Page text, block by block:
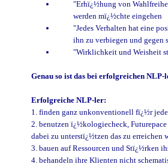
"Erhï¿½hung von
werden mï¿½chte eingehen
"Jedes Verhalten hat eine
ihn zu verbiegen und gegen
"Wirklichkeit und Weisheit
Genau so ist das bei erfolgreichen
Erfolgreiche NLP-ler:
1. finden ganz unkonventionell fï¿½r
2. benutzen ï¿½kologiecheck,
dabei zu unterstï¿½tzen das zu erreichen
3. bauen auf Ressourcen und Stï¿½rken
4. behandeln ihre Klienten nicht